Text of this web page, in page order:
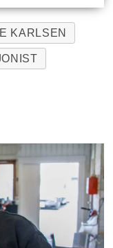
KARLSEN